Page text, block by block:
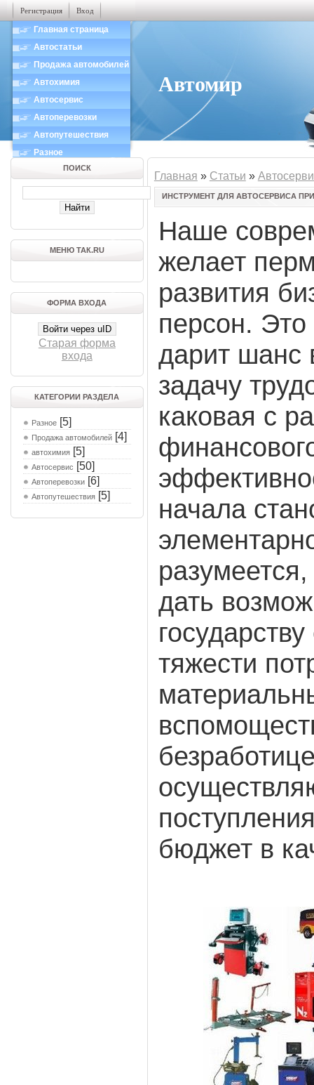
Регистрация Вход
Главная страница
Автостатьи
Продажа автомобилей
Автохимия
Автосервис
Автоперевозки
Автопутешествия
Разное
Автомир
ПОИСК
МЕНЮ ТАК.RU
ФОРМА ВХОДА
Войти через uID
Старая форма
входа
КАТЕГОРИИ РАЗДЕЛА
Разное [5]
Продажа автомобилей [4]
автохимия [5]
Автосервис [50]
Автоперевозки [6]
Автопутешествия [5]
Главная » Статьи »
ИНСТРУМЕНТ ДЛЯ АВТОСЕРВИСА
Наше
желает
развития
персон. Это
дарит шанс
задачу
каковая с
начала
дать
тяжести
бюджет в